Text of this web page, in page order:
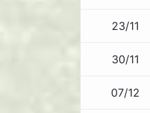
23/11
30/11
07/12